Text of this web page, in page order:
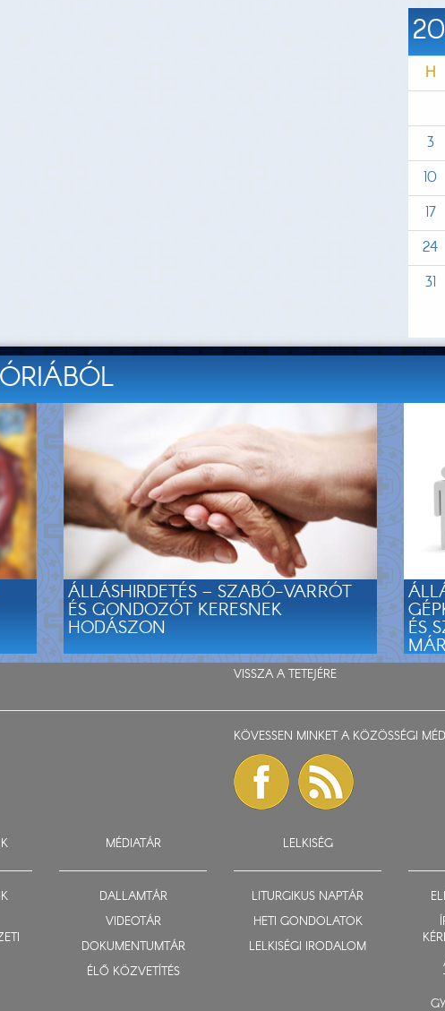
H
3
10
17
24
31
ÁLLÁSHIRDETÉS – SZABÓ-VARRÓT
ÉS GONDOZÓT KERESNEK
HODÁSZON ÉS
VISSZA A TETEJÉRE
KÖVESSEN MINKET A KÖZÖSSÉGI
MÉDIATÁR
DALLAMTÁR
VIDEOTÁR
DOKUMENTUMTÁR
ÉLŐ KÖZVETÍTÉS
LELKISÉG
LITURGIKUS NAPTÁR
HETI GONDOLATOK
LELKISÉGI IRODALOM